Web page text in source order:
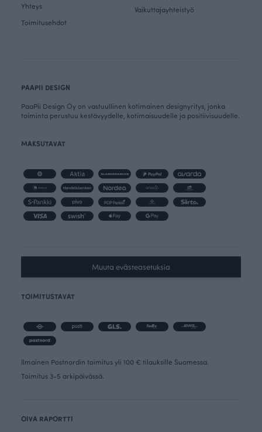
Yhteys
Toimitusehdot
Vaikuttajayhteistyö
PAAPII DESIGN
PaaPii Design Oy on vastuullinen kotimainen designyritys, jonka
toiminta perustuu kestävyydelle, kotimaisuudelle ja positiivisuudelle.
MAKSUTAVAT
Muuta evästeasetuksia
TOIMITUSTAVAT
Ilmainen Postnordin toimitus yli 100 € tilauksille Suomessa.
Toimitus 3-5 arkipäivässä.
OIVA RAPORTTI